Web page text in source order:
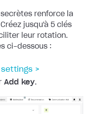
renforce la
jusqu'à 5 clés
leur rotation.
ci-dessous :
settings >
Add key.